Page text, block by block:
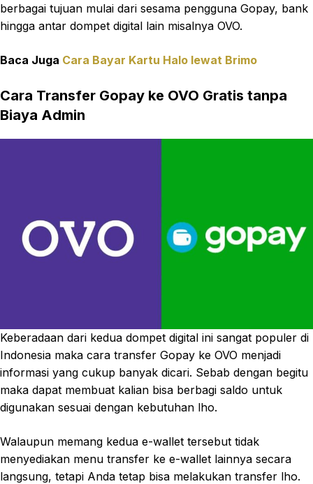
berbagai tujuan mulai dari sesama pengguna Gopay, bank
hingga antar dompet digital lain misalnya OVO.
Baca Juga Cara Bayar Kartu Halo lewat Brimo
Cara Transfer Gopay ke OVO Gratis tanpa
Biaya Admin
Keberadaan dari kedua dompet digital ini sangat populer di
Indonesia maka cara transfer Gopay ke OVO menjadi
informasi yang cukup banyak dicari. Sebab dengan begitu
maka dapat membuat kalian bisa berbagi saldo untuk
digunakan sesuai dengan kebutuhan lho.
Walaupun memang kedua e-wallet tersebut tidak
menyediakan menu transfer ke e-wallet lainnya secara
langsung, tetapi Anda tetap bisa melakukan transfer lho.